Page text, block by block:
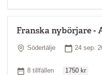
Franska nybörjare -
Plats
Södertälje 24 sep.
Antal tillfällen
8 tillfällen 1750 kr